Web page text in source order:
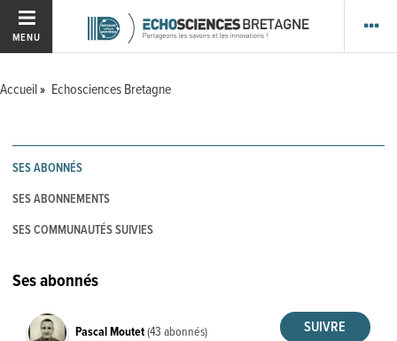
MENU
Accueil Echosciences Bretagne
SES ABONNÉS
SES ABONNEMENTS
SES COMMUNAUTÉS SUIVIES
Ses abonnés
Pascal Moutet(43 abonnés)